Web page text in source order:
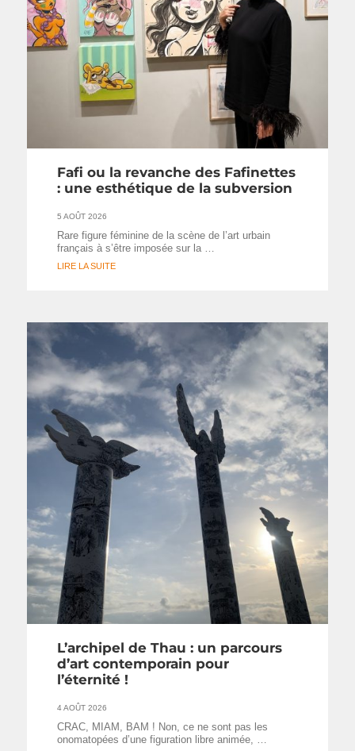
Fafi ou la revanche des Fafinettes
: une esthétique de la subversion
5 AOÛT 2026
Rare figure féminine de la scène de l’art urbain
français à s’être imposée sur la …
LIRE LA SUITE
L’archipel de Thau : un parcours
d’art contemporain pour
l’éternité !
4 AOÛT 2026
CRAC, MIAM, BAM ! Non, ce ne sont pas les
onomatopées d’une figuration libre animée, …